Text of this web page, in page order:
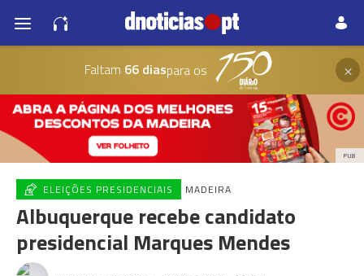
Faltam 66 diaspara os ×
PUB
ELEIÇÕES PRESIDENCIAIS MADEIRA
Albuquerque recebe candidato
presidencial Marques Mendes